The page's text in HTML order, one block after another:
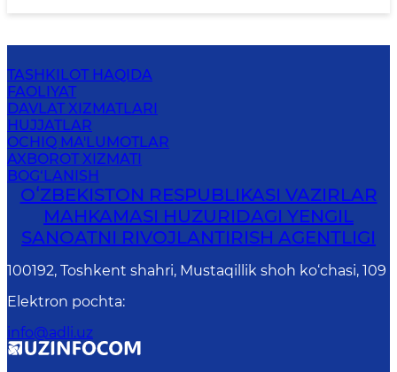
TASHKILOT HAQIDA
FAOLIYAT
DAVLAT XIZMATLARI
HUJJATLAR
OCHIQ MA'LUMOTLAR
AXBOROT XIZMATI
BOG‘LANISH
OʻZBEKISTON RESPUBLIKASI VAZIRLAR
MAHKAMASI HUZURIDAGI YENGIL
SANOATNI RIVOJLANTIRISH AGENTLIGI
100192, Toshkent shahri, Mustaqillik shoh ko‘chasi, 109
Elektron pochta:
info@adli.uz